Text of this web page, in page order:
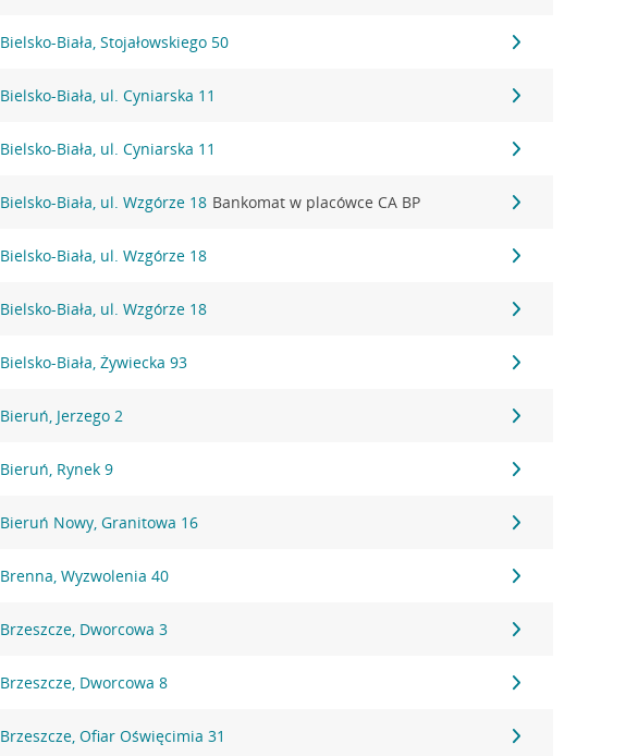
Bielsko-Biała, Stojałowskiego 50
Bielsko-Biała, ul. Cyniarska 11
Bielsko-Biała, ul. Cyniarska 11
Bielsko-Biała, ul. Wzgórze 18 Bankomat w placówce CA BP
Bielsko-Biała, ul. Wzgórze 18
Bielsko-Biała, ul. Wzgórze 18
Bielsko-Biała, Żywiecka 93
Bieruń, Jerzego 2
Bieruń, Rynek 9
Bieruń Nowy, Granitowa 16
Brenna, Wyzwolenia 40
Brzeszcze, Dworcowa 3
Brzeszcze, Dworcowa 8
Brzeszcze, Ofiar Oświęcimia 31